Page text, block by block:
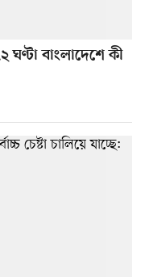
ঘণ্টা বাংলাদেশে কী